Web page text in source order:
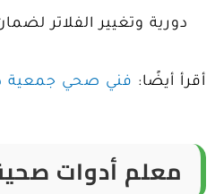
دورية وتغيير الفلاتر
أقرأ أيضًا: فني صحي جمعية
معلم أدوات